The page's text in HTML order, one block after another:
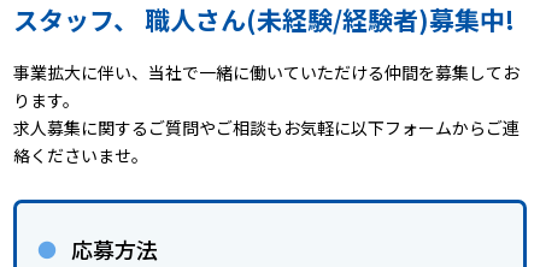
スタッフ、 職人さん(未経験/経験者)募集中!
事業拡大に伴い、当社で一緒に働いていただける仲間を募集してお
ります。
求人募集に関するご質問やご相談もお気軽に以下フォームからご連
絡くださいませ。
応募方法